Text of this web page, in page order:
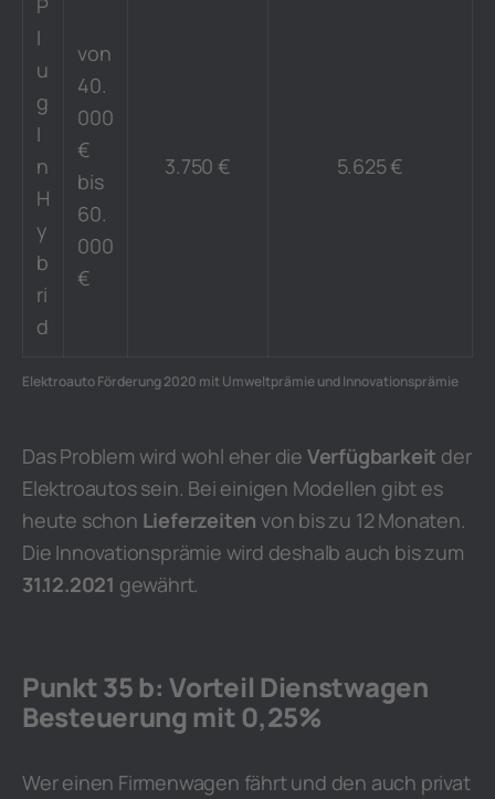
P
l
u
g
I
n
H
y
b
ri
d
von
40.
000
€
bis
60.
000
€
3.750 € 5.625 €
Elektroauto Förderung 2020 mit Umweltprämie und Innovationsprämie
Das Problem wird wohl eher die Verfügbarkeit der
Elektroautos sein. Bei einigen Modellen gibt es
heute schon Lieferzeiten von bis zu 12 Monaten.
Die Innovationsprämie wird deshalb auch bis zum
31.12.2021 gewährt.
Punkt 35 b: Vorteil Dienstwagen
Besteuerung mit 0,25%
Wer einen Firmenwagen fährt und den auch privat